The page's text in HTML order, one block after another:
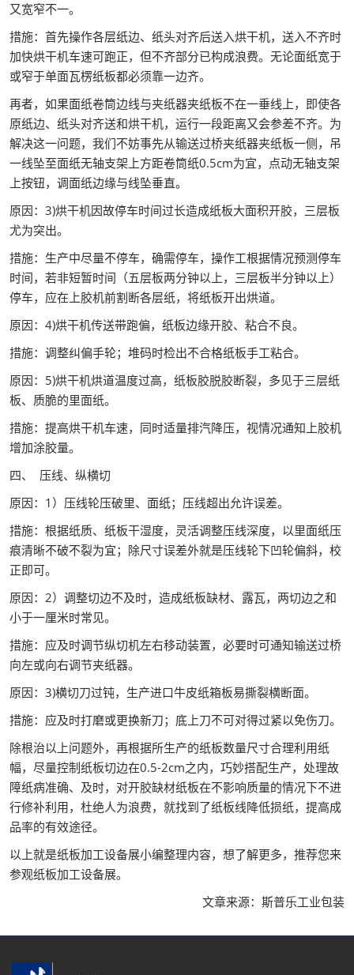
又宽窄不一。
措施：首先操作各层纸边、纸头对齐后送入烘干机，送入不齐时
加快烘干机车速可跑正，但不齐部分已构成浪费。无论面纸宽于
或窄于单面瓦楞纸板都必须靠一边齐。
再者，如果面纸卷筒边线与夹纸器夹纸板不在一垂线上，即使各
原纸边、纸头对齐送和烘干机，运行一段距离又会参差不齐。为
解决这一问题，我们不妨事先从输送过桥夹纸器夹纸板一侧，吊
一线坠至面纸无轴支架上方距卷筒纸0.5cm为宜，点动无轴支架
上按钮，调面纸边缘与线坠垂直。
原因：3)烘干机因故停车时间过长造成纸板大面积开胶，三层板
尤为突出。
措施：生产中尽量不停车，确需停车，操作工根据情况预测停车
时间，若非短暂时间（五层板两分钟以上，三层板半分钟以上）
停车，应在上胶机前割断各层纸，将纸板开出烘道。
原因：4)烘干机传送带跑偏，纸板边缘开胶、粘合不良。
措施：调整纠偏手轮；堆码时检出不合格纸板手工粘合。
原因：5)烘干机烘道温度过高，纸板胶脱胶断裂，多见于三层纸
板、质脆的里面纸。
措施：提高烘干机车速，同时适量排汽降压，视情况通知上胶机
增加涂胶量。
四、 压线、纵横切
原因：1）压线轮压破里、面纸；压线超出允许误差。
措施：根据纸质、纸板干湿度，灵活调整压线深度，以里面纸压
痕清晰不破不裂为宜；除尺寸误差外就是压线轮下凹轮偏斜，校
正即可。
原因：2）调整切边不及时，造成纸板缺材、露瓦，两切边之和
小于一厘米时常见。
措施：应及时调节纵切机左右移动装置，必要时可通知输送过桥
向左或向右调节夹纸器。
原因：3)横切刀过钝，生产进口牛皮纸箱板易撕裂横断面。
措施：应及时打磨或更换新刀；底上刀不可对得过紧以免伤刀。
除根治以上问题外，再根据所生产的纸板数量尺寸合理利用纸
幅，尽量控制纸板切边在0.5-2cm之内，巧妙搭配生产，处理故
障纸病准确、及时，对开胶缺材纸板在不影响质量的情况下不进
行修补利用，杜绝人为浪费，就找到了纸板线降低损纸，提高成
品率的有效途径。
以上就是纸板加工设备展小编整理内容，想了解更多，推荐您来
参观纸板加工设备展。
文章来源：斯普乐工业包装